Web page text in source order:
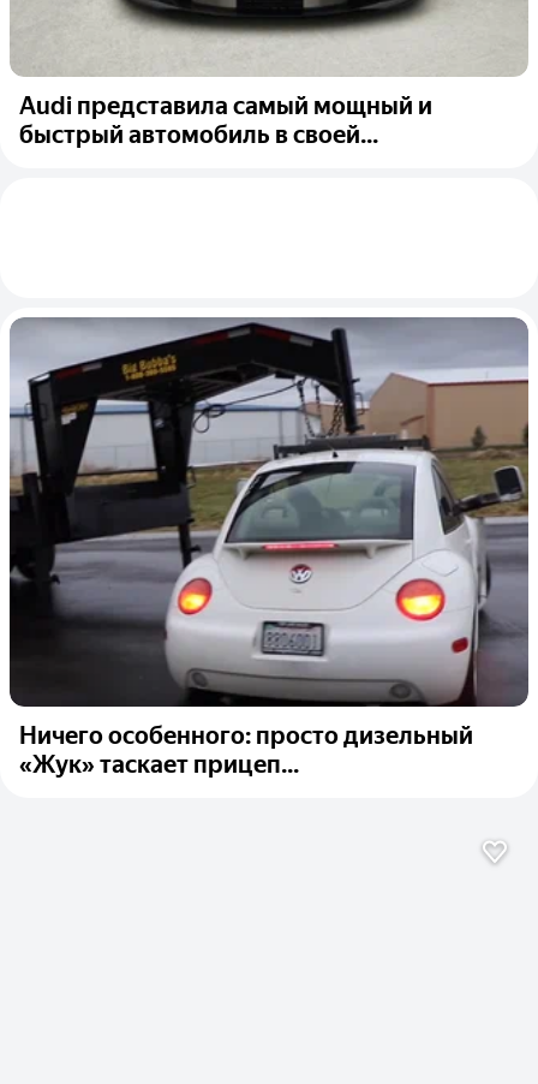
Audi представила самый мощный и
быстрый автомобиль в своей...
Ничего особенного: просто дизельный
«Жук» таскает прицеп...